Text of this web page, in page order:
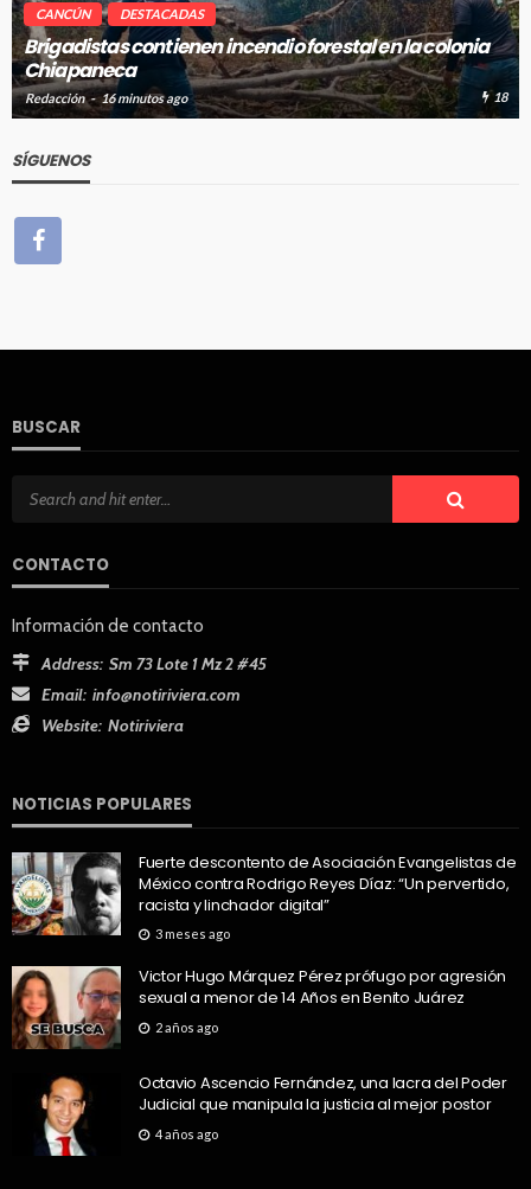
18
CANCÚN DESTACADAS
Avanza en tiempo y forma la construcción de
absorción en Cancún
Redacción 16 minutos ago
SÍGUENOS
BUSCAR
CONTACTO
Información de contacto
Address: Sm 73 Lote 1 Mz 2 #45
Email: info@notiriviera.com
Website: Notiriviera
NOTICIAS POPULARES
Fuerte descontento de Asociación Evangelistas de
México contra Rodrigo Reyes Díaz: “Un pervertido,
racista y linchador digital”
3 meses ago
Victor Hugo Márquez Pérez prófugo por agresión
sexual a menor de 14 Años en Benito Juárez
2 años ago
Octavio Ascencio Fernández, una lacra del Poder
Judicial que manipula la justicia al mejor postor
4 años ago